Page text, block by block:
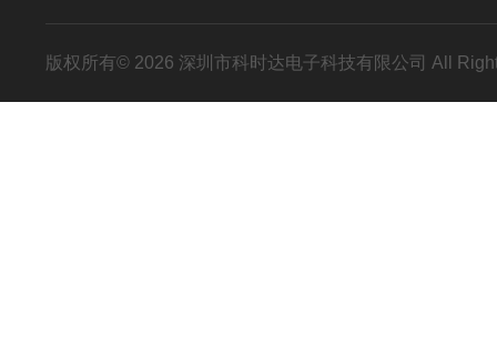
版权所有© 2026 深圳市科时达电子科技有限公司 All